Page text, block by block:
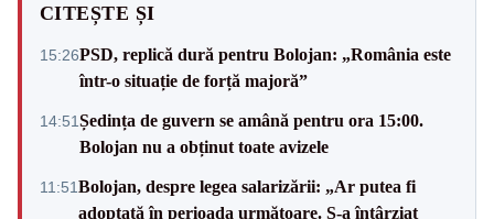
CITEȘTE ȘI
15:26PSD, replică dură pentru Bolojan: „România este
într-o situație de forță majoră”
14:51Ședința de guvern se amână pentru ora 15:00.
Bolojan nu a obținut toate avizele
11:51Bolojan, despre legea salarizării: „Ar putea fi
adoptată în perioada următoare. S-a întârziat